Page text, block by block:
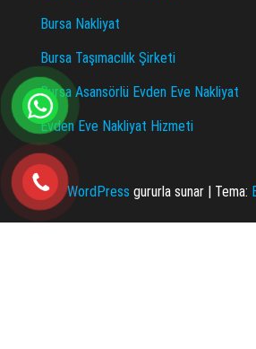
Bursa Nakliyat
Bursa Taşımacılık Şirketi
Bursa Asansörlü Evden Eve Nakliyat
Evden Eve Nakliyat Hizmeti
WordPress gururla sunar Tema: